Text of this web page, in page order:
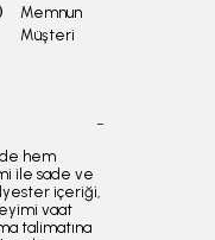
Memnun
Müşteri
hem
ile sade ve
içeriği,
vaat
talimatına